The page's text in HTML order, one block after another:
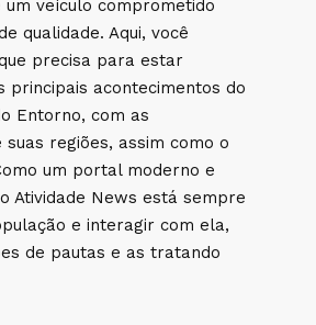
um veículo comprometido
qualidade. Aqui, você
precisa para estar
principais acontecimentos do
Entorno, com as
regiões, assim como o
um portal moderno e
Atividade News está sempre
e interagir com ela,
de pautas e as tratando